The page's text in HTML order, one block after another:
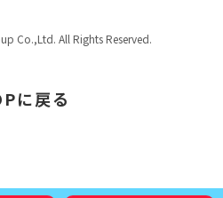
Co.,Ltd. All Rights Reserved.
に戻る